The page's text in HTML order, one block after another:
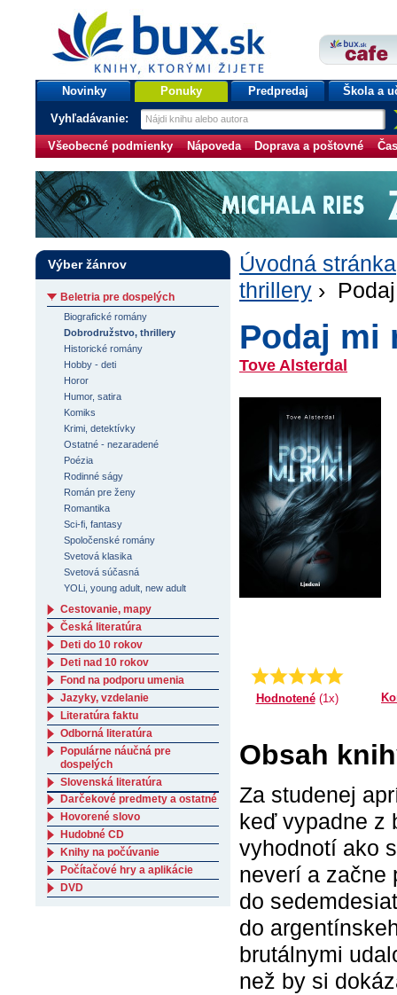
bux.sk
knihy, ktorými žijete
Úvodná stránka
Novinky Ponuky Predpredaj Škola a
Vyhľadávanie:
Všeobecné podmienky Nápoveda Doprava a poštovné
Úvodná stránka
thrillery ›
Podaj mi
Tove Alsterdal
Priemer:
5.0
Hodnotené(1x)
Obsah
Za studenej
keď vypadne z
vyhodnotí ako
neverí a začne
do
do
brutálnymi
než by si
Výber žánrov
Beletria pre dospelých
Biografické romány
Dobrodružstvo, thrillery
Historické romány
Hobby - deti
Horor
Humor, satira
Komiks
Krimi, detektívky
Ostatné - nezaradené
Poézia
Rodinné ságy
Román pre ženy
Romantika
Sci-fi, fantasy
Spoločenské romány
Svetová klasika
Svetová súčasná
YOLi, young adult, new adult
Cestovanie, mapy
Česká literatúra
Deti do 10 rokov
Deti nad 10 rokov
Fond na podporu umenia
Jazyky, vzdelanie
Literatúra faktu
Odborná literatúra
Populárne náučná pre
dospelých
Slovenská literatúra
Darčekové predmety a ostatné
Hovorené slovo
Hudobné CD
Knihy na počúvanie
Počítačové hry a aplikácie
DVD